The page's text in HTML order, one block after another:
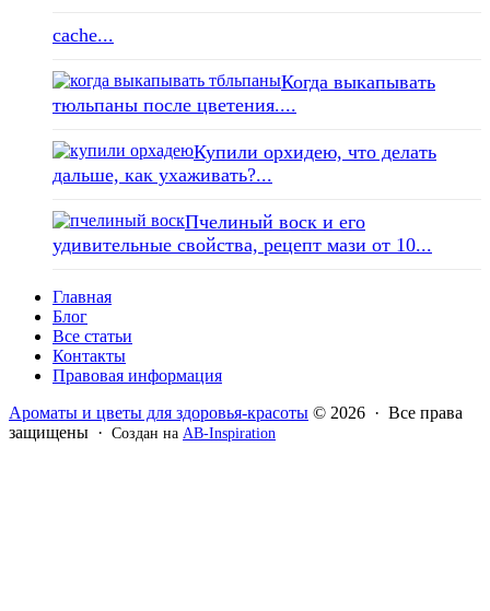
cache...
Когда выкапывать
тюльпаны после цветения....
Купили орхидею, что делать
дальше, как ухаживать?...
Пчелиный воск и его
удивительные свойства, рецепт мази от 10...
Главная
Блог
Все статьи
Контакты
Правовая информация
Ароматы и цветы для здоровья-красоты © 2026 · Все права
защищены · Создан на AB-Inspiration